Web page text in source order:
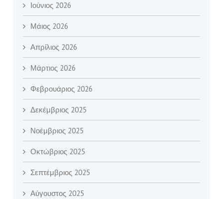
Ιούνιος 2026
Μάιος 2026
Απρίλιος 2026
Μάρτιος 2026
Φεβρουάριος 2026
Δεκέμβριος 2025
Νοέμβριος 2025
Οκτώβριος 2025
Σεπτέμβριος 2025
Αύγουστος 2025